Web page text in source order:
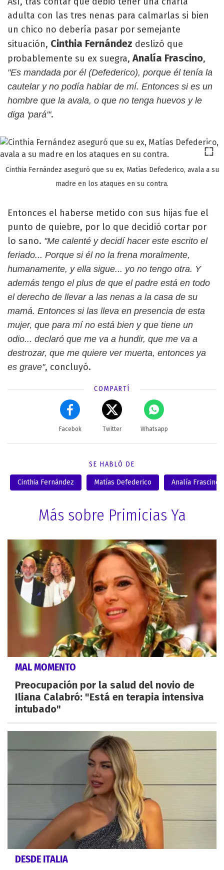
adulta con las tres nenas para calmarlas si bien
un chico no debería pasar por semejante
situación, Cinthia Fernández deslizó que
probablemente su ex suegra,Analía Frascino,
"Es mandada por él (Defederico), porque él tenía la
cautelar y no podía hablar de mí. Entonces si es un
hombre que la avala, o que no tenga huevos y le
diga 'pará'".
Cinthia Fernández aseguró que su ex, Matías Defederico, avala a su
madre en los ataques en su contra.
Entonces el haberse metido con sus hijas fue el
punto de quiebre, por lo que decidió cortar por
lo sano. "Me calenté y decidí hacer este escrito el
feriado... Porque si él no la frena moralmente,
humanamente, y ella sigue... yo no tengo otra. Y
además tengo el plus de que el padre está en todo
el derecho de llevar a las nenas a la casa de su
mamá. Entonces si las lleva en presencia de esta
mujer, que para mí no está bien y que tiene un
odio... declaró que me va a hundir, que me va a
destrozar, que me quiere ver muerta, entonces ya
es grave", concluyó.
COMPARTÍ
Facebok Twitter Whatsapp
SE HABLÓ DE
Cinthia Fernández Matías Defederico Analía Frascino
Más sobre Primicias Ya
MAL MOMENTO
Preocupación por la salud del novio de
Iliana Calabró: "Está en terapia intensiva
intubado"
DESDE ITALIA